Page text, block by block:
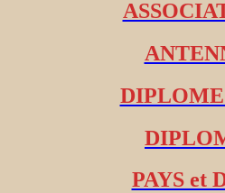
PAYS et